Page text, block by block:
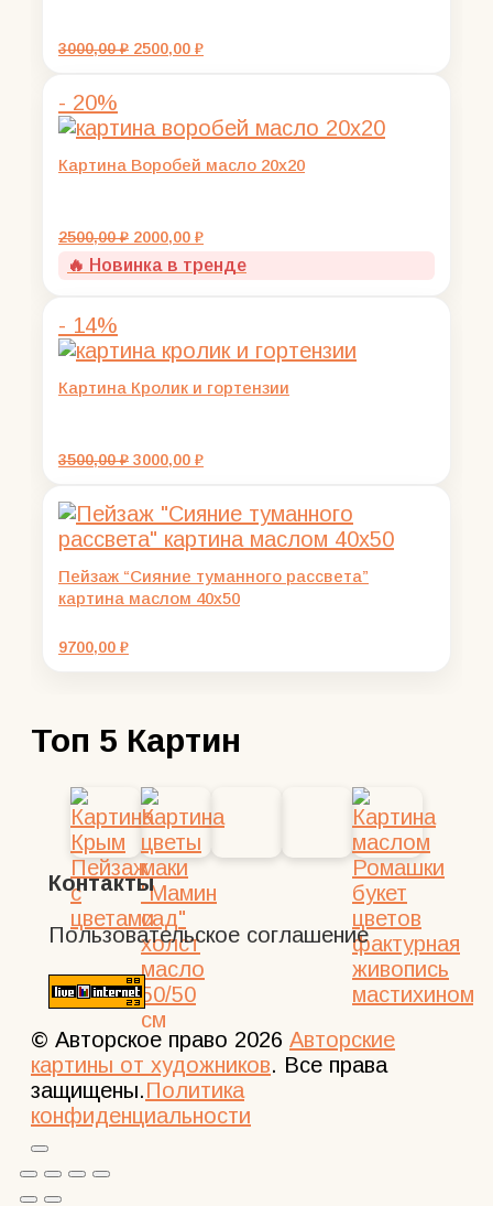
3000,00₽ Первоначальная
2500,00 ₽Текущая
- 20%
Картина Воробей масло 20х20
2500,00₽ Первоначальная
составляла
2000,00 ₽Текущая
2000,00 ₽.
🔥 Новинка в тренде
- 14%
Картина Кролик и гортензии
3500,00₽ Первоначальная
3500,00 ₽.
3000,00 ₽Текущая
Пейзаж “Сияние туманного рассвета”
картина маслом 40х50
9700,00 ₽
Топ 5 Картин
Контакты
Пользовательское соглашение
© Авторское право 2026 Авторские
картины от художников. Все права
защищены.Политика
конфиденциальности